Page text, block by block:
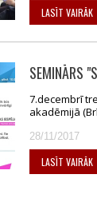
LASĪT VAIRĀK
SEMINĀRS
7.decembrī
akadēmijā
28/11/2017
LASĪT VAIRĀK